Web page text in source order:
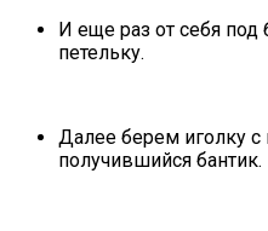
И еще раз от себя под
петельку.
Далее берем иголку
получившийся бантик.